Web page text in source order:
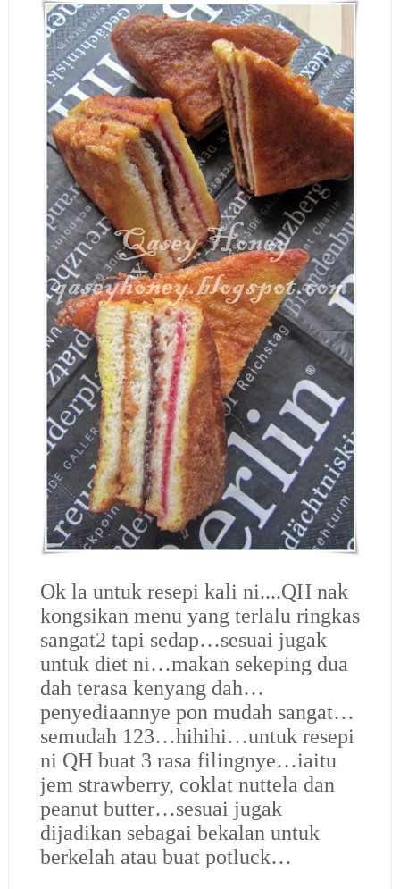
Ok la untuk resepi kali ni....QH nak
kongsikan menu yang terlalu ringkas
sangat2 tapi sedap…sesuai jugak
untuk diet ni…makan sekeping dua
dah terasa kenyang dah…
penyediaannye pon mudah sangat…
semudah 123…hihihi…untuk resepi
ni QH buat 3 rasa filingnye…iaitu
jem strawberry, coklat nuttela dan
peanut butter…sesuai jugak
dijadikan sebagai bekalan untuk
berkelah atau buat potluck…